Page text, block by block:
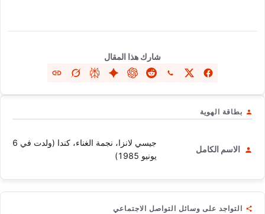
شارك هذا المقال
بطاقة الهوية
الاسم الكامل
جيسي لانزا، نجمة الغناء، كندا (ولدت في 6
يونيو 1985)
التواجد على وسائل التواصل الاجتماعي